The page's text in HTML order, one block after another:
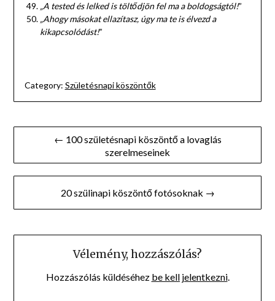
„A tested és lelked is töltődjön fel ma a boldogságtól!”
„Ahogy másokat ellazítasz, úgy ma te is élvezd a
kikapcsolódást!”
Category: Születésnapi köszöntők
Bejegyzés← 100 születésnapi köszöntő a lovaglás
szerelmeseinek
20 szülinapi köszöntő fotósoknak →
Vélemény, hozzászólás?
Hozzászólás küldéséhez be kell jelentkezni.